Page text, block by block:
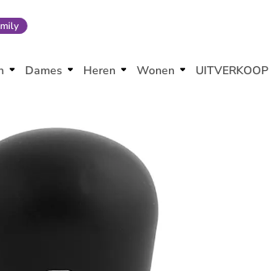
Dames Heren Wonen UITVERKOOP